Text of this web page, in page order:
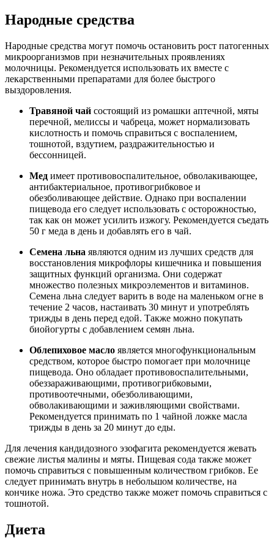
Народные средства
Народные средства могут помочь остановить рост патогенных
микроорганизмов при незначительных проявлениях
молочницы. Рекомендуется использовать их вместе с
лекарственными препаратами для более быстрого
выздоровления.
Травяной чай состоящий из ромашки аптечной, мяты
перечной, мелиссы и чабреца, может нормализовать
кислотность и помочь справиться с воспалением,
тошнотой, вздутием, раздражительностью и
бессонницей.
Мед имеет противовоспалительное, обволакивающее,
антибактериальное, противогрибковое и
обезболивающее действие. Однако при воспалении
пищевода его следует использовать с осторожностью,
так как он может усилить изжогу. Рекомендуется съедать
50 г меда в день и добавлять его в чай.
Семена льна являются одним из лучших средств для
восстановления микрофлоры кишечника и повышения
защитных функций организма. Они содержат
множество полезных микроэлементов и витаминов.
Семена льна следует варить в воде на маленьком огне в
течение 2 часов, настаивать 30 минут и употреблять
трижды в день перед едой. Также можно покупать
биойогурты с добавлением семян льна.
Облепиховое масло является многофункциональным
средством, которое быстро помогает при молочнице
пищевода. Оно обладает противовоспалительными,
обеззараживающими, противогрибковыми,
противоотечными, обезболивающими,
обволакивающими и заживляющими свойствами.
Рекомендуется принимать по 1 чайной ложке масла
трижды в день за 20 минут до еды.
Для лечения кандидозного эзофагита рекомендуется жевать
свежие листья малины и мяты. Пищевая сода также может
помочь справиться с повышенным количеством грибков. Ее
следует принимать внутрь в небольшом количестве, на
кончике ножа. Это средство также может помочь справиться с
тошнотой.
Диета